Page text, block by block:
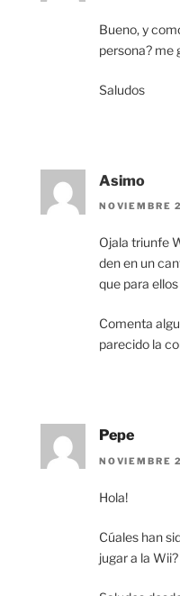
Bueno, y
persona? me
Saludos
Asimo
NOVIEMBRE
Ojala triunfe
den en un
que para
Comenta
parecido la
Pepe
NOVIEMBRE
Hola!
Cúales han
jugar a la